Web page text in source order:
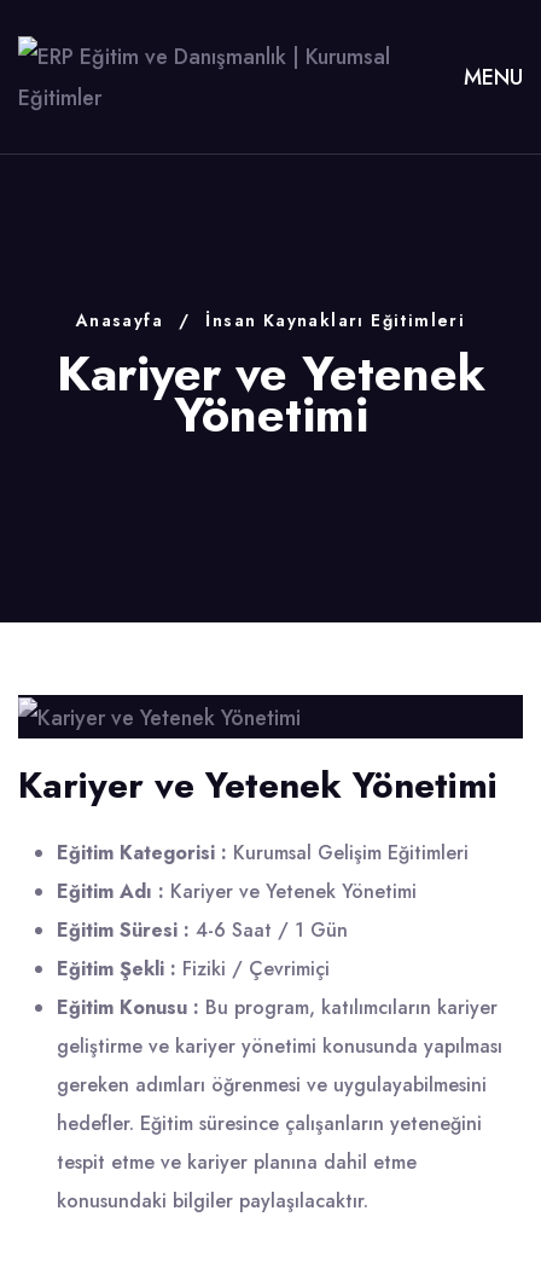
MENU
Anasayfa / İnsan Kaynakları Eğitimleri
Kariyer ve Yetenek
Yönetimi
Kariyer ve Yetenek Yönetimi
Eğitim Kategorisi : Kurumsal Gelişim Eğitimleri
Eğitim Adı : Kariyer ve Yetenek Yönetimi
Eğitim Süresi : 4-6 Saat / 1 Gün
Eğitim Şekli : Fiziki / Çevrimiçi
Eğitim Konusu : Bu program, katılımcıların kariyer
geliştirme ve kariyer yönetimi konusunda yapılması
gereken adımları öğrenmesi ve uygulayabilmesini
hedefler. Eğitim süresince çalışanların yeteneğini
tespit etme ve kariyer planına dahil etme
konusundaki bilgiler paylaşılacaktır.